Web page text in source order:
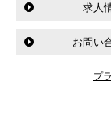
求人
お問い
プ